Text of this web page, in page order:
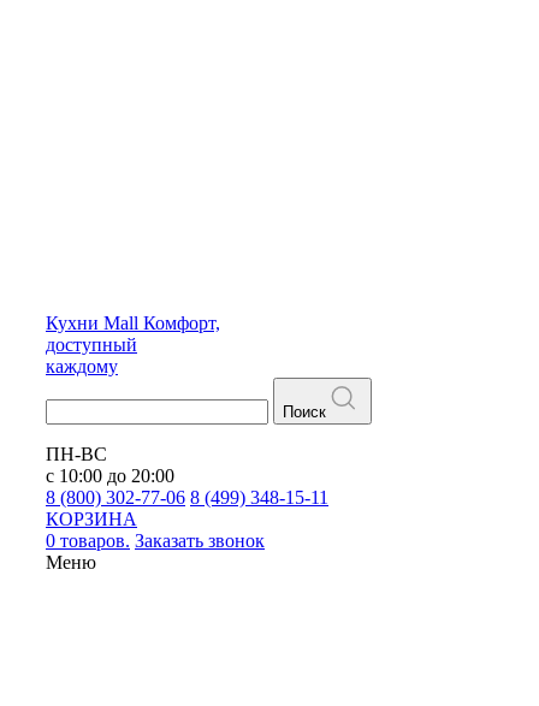
Кухни Mall Комфорт,
доступный
каждому
Поиск
ПН-ВС
с 10:00 до 20:00
8 (800) 302-77-06 8 (499) 348-15-11
КОРЗИНА
0 товаров. Заказать звонок
Меню